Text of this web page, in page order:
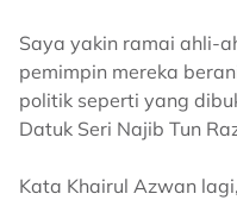
Saya yakin ramai ahli-
pemimpin mereka
politik seperti yang
Datuk Seri Najib Tun
Kata Khairul Azwan